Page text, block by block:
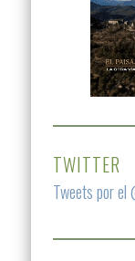
TWITTER
Tweets por el